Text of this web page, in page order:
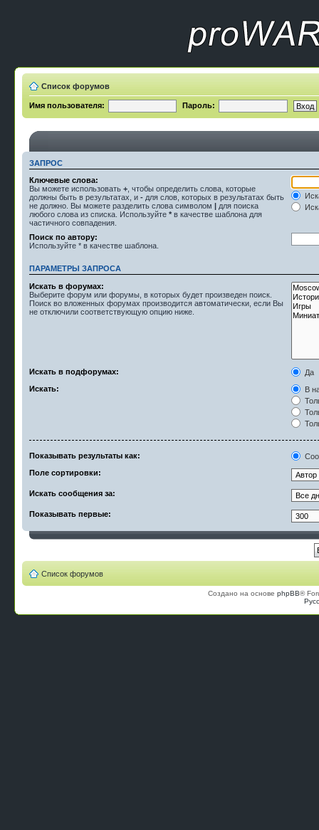
Список форумов
Имя пользователя: Пароль:
ЗАПРОС
Ключевые слова:
Вы можете использовать + , чтобы определить слова, которые
должны быть в результатах, и - для слов, которых в результатах быть
не должно. Вы можете разделить слова символом | для поиска
любого слова из списка. Используйте * в качестве шаблона для
частичного совпадения.
Поиск по автору:
Используйте * в качестве шаблона.
ПАРАМЕТРЫ ЗАПРОСА
Искать в форумах:
Выберите форум или форумы, в которых будет произведен поиск.
Поиск во вложенных форумах производится автоматически, если Вы
не отключили соответствующую опцию ниже.
Искать в подфорумах:
Да
Искать:
В
Показывать результаты как:
Поле сортировки:
Искать сообщения за:
Показывать первые:
Список форумов
Создано на основе phpBB®